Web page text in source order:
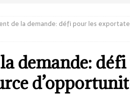
de la demande: défi pour les
demande: